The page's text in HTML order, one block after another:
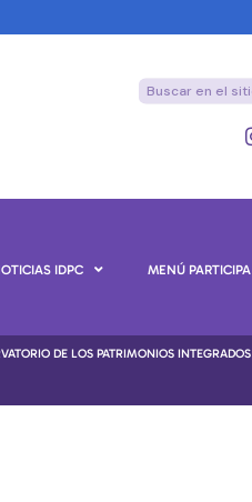
IDPC MENÚ PARTICIPA
DE LOS PATRIMONIOS INTEGRADOS